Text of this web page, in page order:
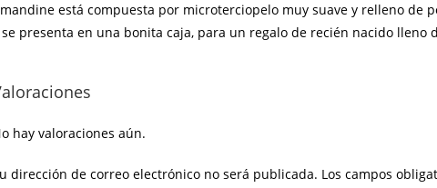
está compuesta por microterciopelo muy suave y relleno de
presenta en una bonita caja, para un regalo de recién nacido lleno
hay valoraciones aún.
dirección de correo electrónico no será publicada. Los campos